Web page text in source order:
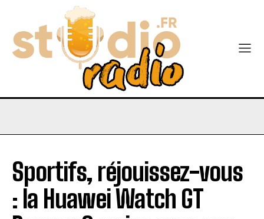
Sportifs, réjouissez-vous
: la Huawei Watch GT